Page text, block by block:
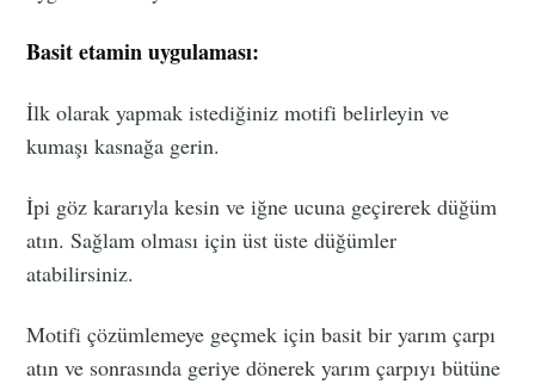
Basit etamin uygulaması:
İlk olarak yapmak istediğiniz motifi belirleyin ve
kumaşı kasnağa gerin.
İpi göz kararıyla kesin ve iğne ucuna geçirerek düğüm
atın. Sağlam olması için üst üste düğümler
atabilirsiniz.
Motifi çözümlemeye geçmek için basit bir yarım çarpı
atın ve sonrasında geriye dönerek yarım çarpıyı bütüne